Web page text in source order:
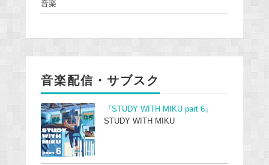
音楽
音楽配信・サブスク
『STUDY WITH MIKU part 6』
STUDY WITH MIKU